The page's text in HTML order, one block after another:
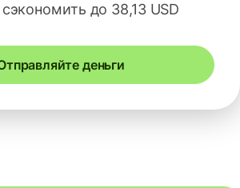
до 38,13 USD
деньги